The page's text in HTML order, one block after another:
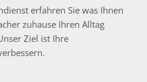
erfahren Sie was Ihnen
zuhause Ihren Alltag
Ziel ist Ihre